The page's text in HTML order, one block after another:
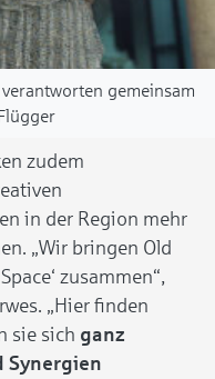
gemeinsam
zudem
in der Region mehr
„Wir bringen Old
zusammen“,
„Hier finden
sie sich ganz
Synergien